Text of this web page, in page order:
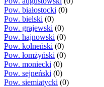
Pow. białostocki (0)
Pow. bielski (0)
Pow. grajewski (0)
Pow. hajnowski (0)
Pow. kolneński (0)
Pow. łomżyński (0)
Pow. moniecki (0)
Pow. sejneński (0)
Pow. siemiatycki (0)